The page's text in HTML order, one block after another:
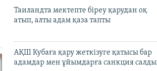
Таиландта мектепте біреу қарудан оқ
атып, алты адам қаза тапты
АҚШ Кубаға қару жеткізуге қатысы бар
адамдар мен ұйымдарға санкция салды